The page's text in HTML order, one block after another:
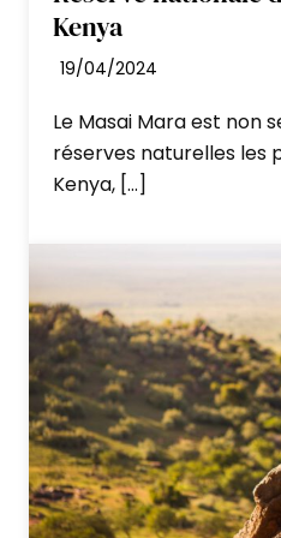
igloo
Jour 8 : Route
L’incroyable réserve
Mara.
Arrivée pour le
l’après-midi.
Le Masai Mara,
Kenya
19/04/2024
Le Masai Mara est non
réserves naturelles les
Kenya, […]